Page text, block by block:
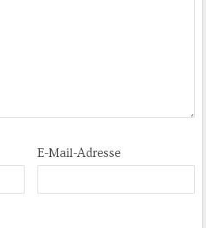
E-Mail-Adresse